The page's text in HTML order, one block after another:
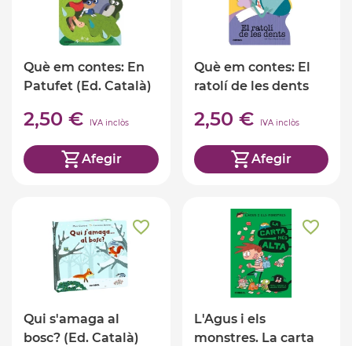
Què em contes: En
Patufet (Ed. Català)
2,50 € IVA inclòs
Afegir
Què em contes: El
ratolí de les dents
2,50 € IVA inclòs
Afegir
Qui s'amaga al
bosc? (Ed. Català)
L'Agus i els
monstres. La carta